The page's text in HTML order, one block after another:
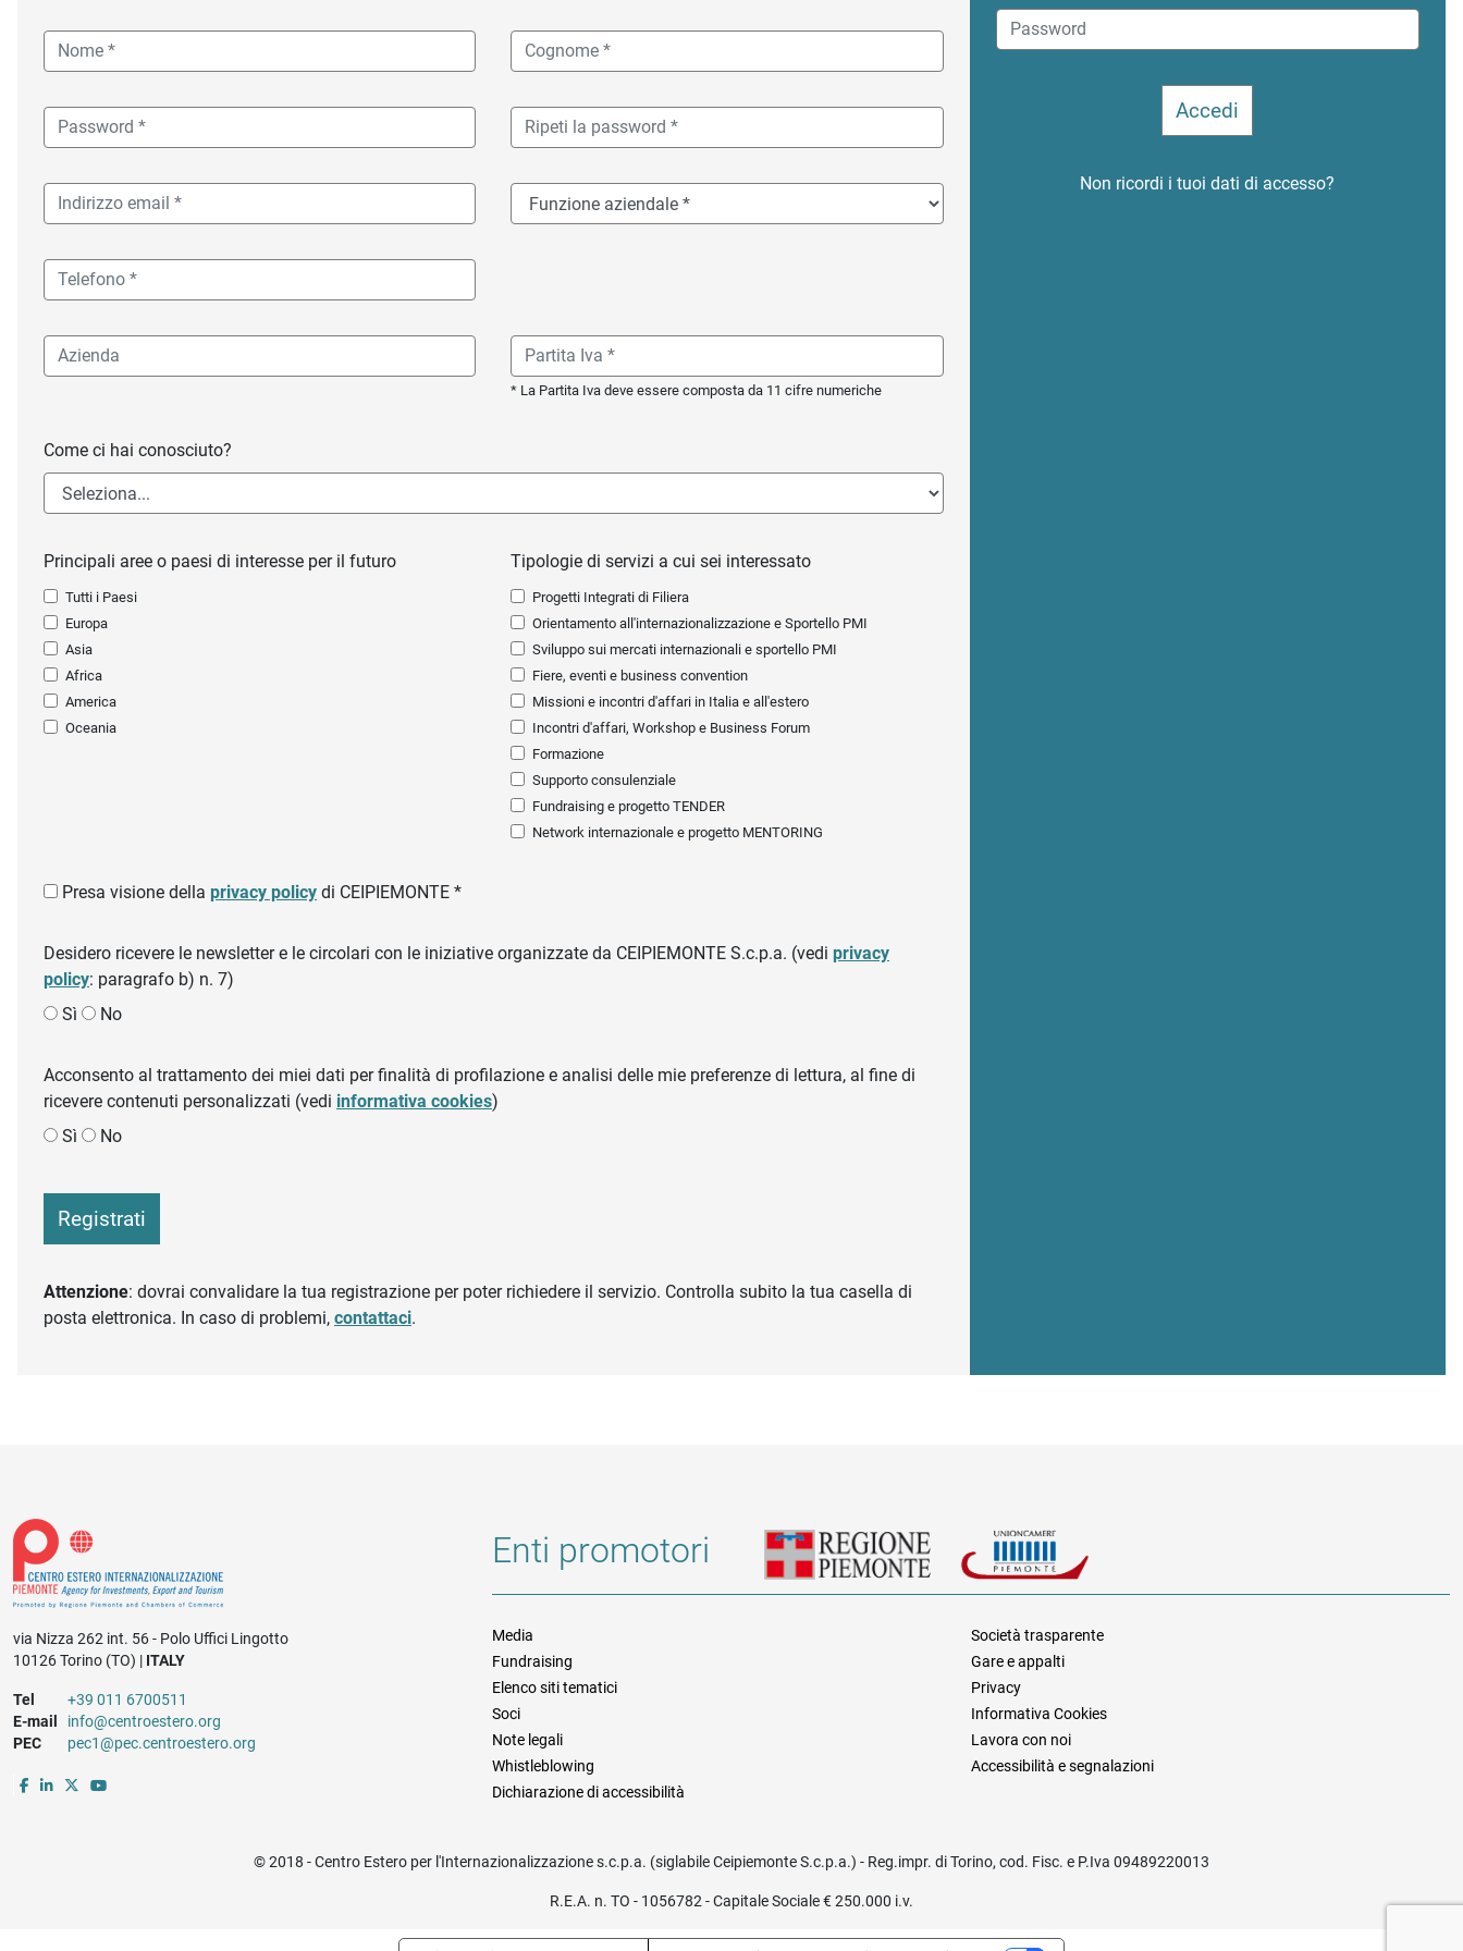
* La Partita Iva deve essere composta da 11 cifre numeriche
Come ci hai conosciuto?
Principali aree o paesi di interesse per il futuro
Tutti i Paesi
Europa
Asia
Africa
America
Oceania
Tipologie di servizi a cui sei interessato
Progetti Integrati di Filiera
Orientamento all'internazionalizzazione e Sportello PMI
Sviluppo sui mercati internazionali e sportello PMI
Fiere, eventi e business convention
Missioni e incontri d'affari in Italia e all'estero
Incontri d'affari, Workshop e Business Forum
Formazione
Supporto consulenziale
Fundraising e progetto TENDER
Network internazionale e progetto MENTORING
Presa visione della privacy policy di CEIPIEMONTE *
Desidero ricevere le newsletter e le circolari con le iniziative organizzate da CEIPIEMONTE S.c.p.a. (vedi privacy
policy: paragrafo b) n. 7)
Sì
No
Acconsento al trattamento dei miei dati per finalità di profilazione e analisi delle mie preferenze di lettura, al fine di
ricevere contenuti personalizzati (vedi informativa cookies)
Sì
No
Registrati
Attenzione: dovrai convalidare la tua registrazione per poter richiedere il servizio. Controlla subito la tua casella di
posta elettronica. In caso di problemi, contattaci.
Non ricordi i tuoi dati di accesso?
via Nizza 262 int. 56 - Polo Uffici Lingotto
10126 Torino (TO) | ITALY
Tel
+39 011 6700511
E-mail
info@centroestero.org
PEC
pec1@pec.centroestero.org
Enti promotori
Informazioni legali e trasparenza
Media
Società trasparente
Fundraising
Gare e appalti
Elenco siti tematici
Privacy
Soci
Informativa Cookies
Note legali
Lavora con noi
Whistleblowing
Accessibilità e segnalazioni
Dichiarazione di accessibilità
© 2018 - Centro Estero per l'Internazionalizzazione s.c.p.a. (siglabile Ceipiemonte S.c.p.a.) - Reg.impr. di Torino, cod. Fisc. e P.Iva 09489220013
R.E.A. n. TO - 1056782 - Capitale Sociale € 250.000 i.v.